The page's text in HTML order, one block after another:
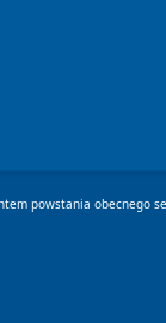
powstania obecnego